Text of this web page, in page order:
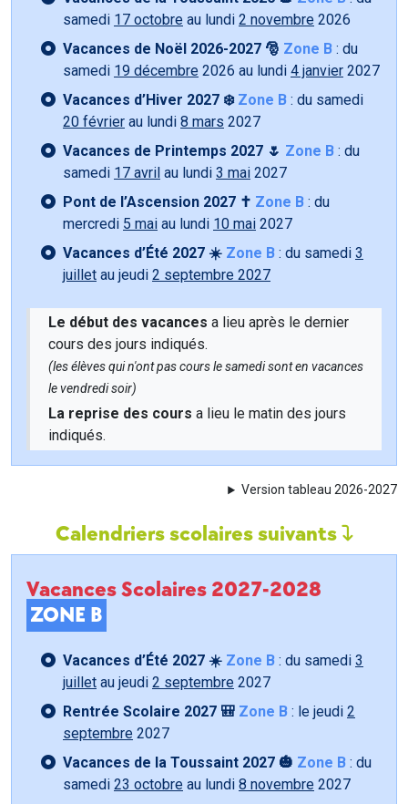
samedi 17 octobre au lundi 2 novembre 2026
Vacances de Noël 2026-2027 🎅 Zone B : du
samedi 19 décembre 2026 au lundi 4 janvier 2027
Vacances d’Hiver 2027 ❄️ Zone B : du samedi
20 février au lundi 8 mars 2027
Vacances de Printemps 2027 🌷 Zone B : du
samedi 17 avril au lundi 3 mai 2027
Pont de l’Ascension 2027 ✝️ Zone B : du
mercredi 5 mai au lundi 10 mai 2027
Vacances d’Été 2027 ☀️ Zone B : du samedi 3
juillet au jeudi 2 septembre 2027
Le début des vacances a lieu après le dernier
cours des jours indiqués.
(les élèves qui n'ont pas cours le samedi sont en vacances
le vendredi soir)
La reprise des cours a lieu le matin des jours
indiqués.
Version tableau 2026-2027
Calendriers scolaires suivants
Vacances Scolaires 2027-2028
ZONE B
Vacances d’Été 2027 ☀️ Zone B : du samedi 3
juillet au jeudi 2 septembre 2027
Rentrée Scolaire 2027 🎒 Zone B : le jeudi 2
septembre 2027
Vacances de la Toussaint 2027 🎃 Zone B : du
samedi 23 octobre au lundi 8 novembre 2027